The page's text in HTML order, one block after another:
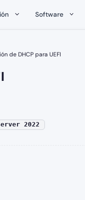
Software
de DHCP para UEFI
2022